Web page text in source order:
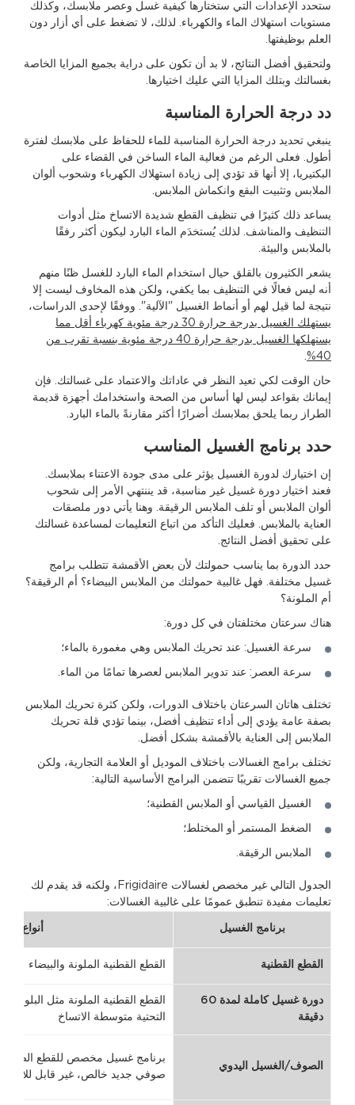
ستحدد الإعدادات التي ستختارها كيفية غسل وعصر ملابسك، وكذلك
مستويات استهلاك الماء والكهرباء. لذلك، لا تضغط على أي أزار دون
العلم بوظيفتها.
ولتحقيق أفضل النتائج، لا بد أن تكون على دراية بجميع المزايا الخاصة
بغسالتك وبتلك المزايا التي عليك اختيارها.
دد درجة الحرارة المناسبة
ينبغي تحديد درجة الحرارة المناسبة للماء للحفاظ على ملابسك لفترة
أطول. فعلى الرغم من فعالية الماء الساخن في القضاء على
البكتيريا، إلا أنها قد تؤدي إلى زيادة استهلاك الكهرباء وشحوب ألوان
الملابس وتثبيت البقع وانكماش الملابس.
يساعد ذلك كثيرًا في تنظيف القطع شديدة الاتساخ مثل أدوات
التنظيف والمناشف. لذلك يُستخدَم الماء البارد ليكون أكثر رفقًا
بالملابس والبيئة.
يشعر الكثيرون بالقلق حيال استخدام الماء البارد للغسل ظنًا منهم
أنه ليس فعالًا في التنظيف بما يكفي، ولكن هذه المخاوف ليست إلا
نتيجة لما قيل لهم أو أنماط الغسيل "الآلية". ووفقًا لإحدى الدراسات،
يستهلك الغسيل بدرجة حرارة 30 درجة مئوية كهرباء أقل مما
يستهلكها الغسيل بدرجة حرارة 40 درجة مئوية بنسبة تقرب من
40%
.
حان الوقت لكي تعيد النظر في عاداتك والاعتماد على غسالتك. فإن
إيمانك بقواعد ليس لها أساس من الصحة واستخدامك أجهزة قديمة
الطراز ربما يلحق بملابسك أضرارًا أكثر مقارنةً بالماء البارد.
حدد برنامج الغسيل المناسب
إن اختيارك لدورة الغسيل يؤثر على مدى جودة الاعتناء بملابسك.
فعند اختيار دورة غسيل غير مناسبة، قد يننتهي الأمر إلى شحوب
ألوان الملابس أو تلف الملابس الرقيقة. وهنا يأتي دور ملصقات
العناية بالملابس. فعليك التأكد من اتباع التعليمات لمساعدة غسالتك
على تحقيق أفضل النتائج.
حدد الدورة بما يناسب حمولتك لأن بعض الأقمشة تتطلب برامج
غسيل مختلفة. فهل غالبية حمولتك من الملابس البيضاء؟ أم الرقيقة؟
أم الملونة؟
هناك سرعتان مختلفتان في كل دورة:
سرعة الغسيل: عند تحريك الملابس وهي مغمورة بالماء؛
سرعة العصر: عند تدوير الملابس لعصرها تمامًا من الماء.
تختلف هاتان السرعتان باختلاف الدورات، ولكن كثرة تحريك الملابس
بصفة عامة يؤدي إلى أداء تنظيف أفضل، بينما تؤدي قلة تحريك
الملابس إلى العناية بالأقمشة بشكل أفضل.
تختلف برامج الغسالات باختلاف الموديل أو العلامة التجارية، ولكن
جميع الغسالات تقريبًا تتضمن البرامج الأساسية التالية:
الغسيل القياسي أو الملابس القطنية؛
الضغط المستمر أو المختلط؛
الملابس الرقيقة.
الجدول التالي غير مخصص لغسالات Frigidaire، ولكنه قد يقدم لك
تعليمات مفيدة تنطبق عمومًا على غالبية الغسالات:
برنامج الغسيل أنواع
القطع القطنية القطع القطنية الملونة والبيضاء
دورة غسيل كاملة لمدة 60
دقيقة
القطع القطنية الملونة مثل
التحتية متوسطة الاتساخ
الصوف/الغسيل اليدوي
برنامج غسيل مخصص للقطع
صوفي جديد خالص، غير قابل